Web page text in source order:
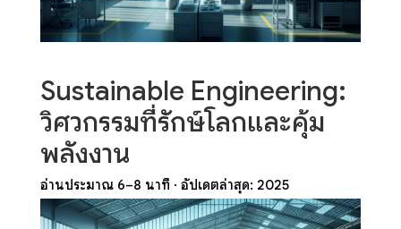
Sustainable Engineering:
วิศวกรรมที่รักษ์โลกและคุ้ม
พลังงาน
อ่านประมาณ 6–8 นาที · อัปเดตล่าสุด: 2025